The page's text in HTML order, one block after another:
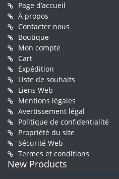
Page d’accueil
À propos
Contacter nous
Boutique
Mon compte
Cart
Expédition
Liste de souhaits
Liens Web
Mentions légales
Avertissement légal
Politique de confidentialité
Propriété du site
Sécurité Web
Termes et conditions
New Products